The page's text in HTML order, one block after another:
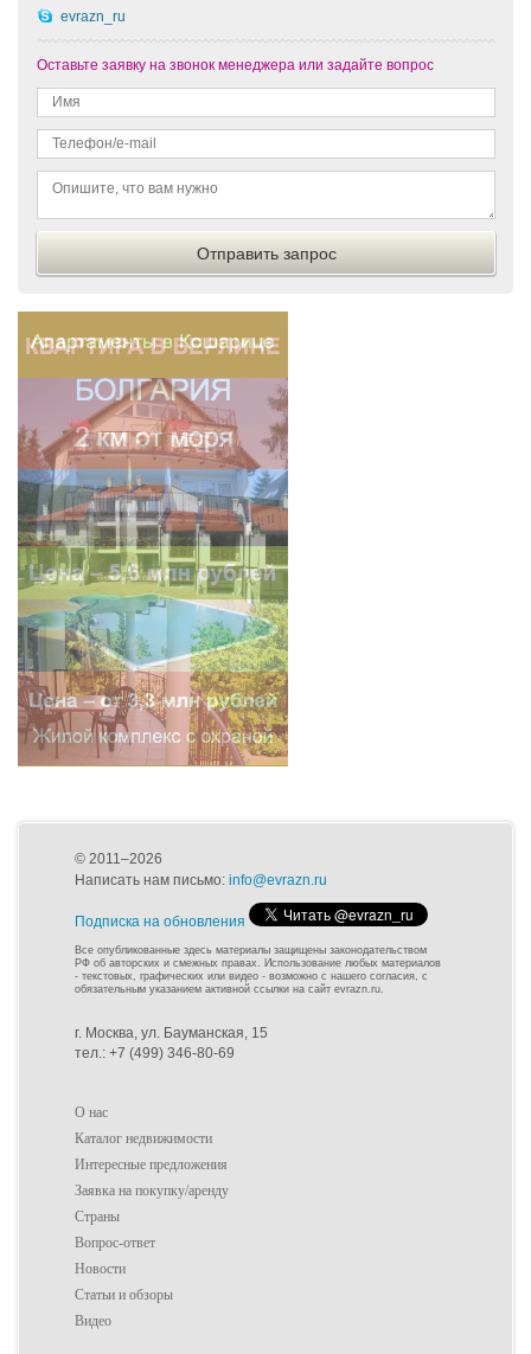
evrazn_ru
Оставьте заявку на звонок менеджера или задайте вопрос
© 2011–2026
Написать нам письмо: info@evrazn.ru
Подписка на обновления
Все опубликованные здесь материалы защищены законодательством
РФ об авторских и смежных правах. Использование любых материалов
- текстовых, графических или видео - возможно с нашего согласия, с
обязательным указанием активной ссылки на сайт evrazn.ru.
г. Москва, ул. Бауманская, 15
тел.: +7 (499) 346-80-69
О нас
Каталог недвижимости
Интересные предложения
Заявка на покупку/аренду
Страны
Вопрос-ответ
Новости
Статьи и обзоры
Видео